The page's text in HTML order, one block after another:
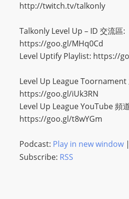
http://twitch.tv/talkonly
Talkonly Level Up – ID 交流區:
https://goo.gl/MHq0Cd
Level Uptify Playlist: https://
Level Up League Toornament
https://goo.gl/iUk3RN
Level Up League YouTube 頻
https://goo.gl/t8wYGm
Podcast: Play in new window|
Subscribe: RSS